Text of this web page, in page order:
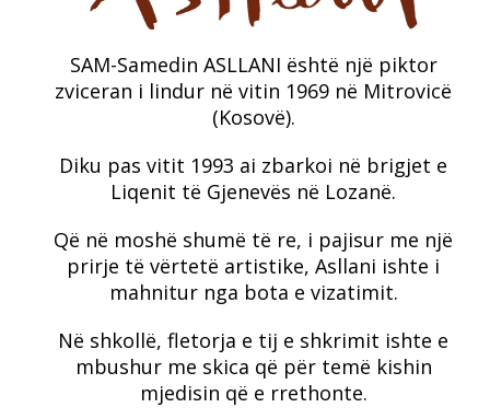
SAM-Samedin ASLLANI është një piktor
zviceran i lindur në vitin 1969 në Mitrovicë
(Kosovë).
Diku pas vitit 1993 ai zbarkoi në brigjet e
Liqenit të Gjenevës në Lozanë.
Që në moshë shumë të re, i pajisur me një
prirje të vërtetë artistike, Asllani ishte i
mahnitur nga bota e vizatimit.
Në shkollë, fletorja e tij e shkrimit ishte e
mbushur me skica që për temë kishin
mjedisin që e rrethonte.